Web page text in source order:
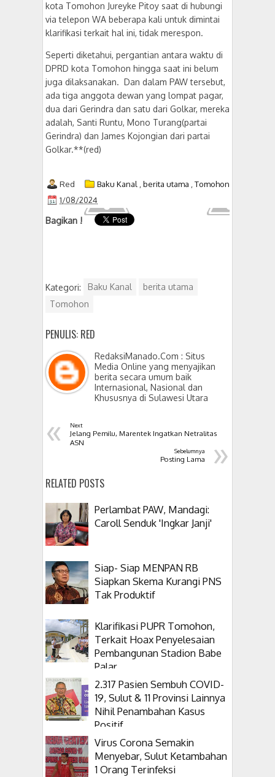
kota Tomohon Jureyke Pitoy saat di hubungi
via telepon WA beberapa kali untuk dimintai
klarifikasi terkait hal ini, tidak merespon.
Seperti diketahui, pergantian antara waktu di
DPRD kota Tomohon hingga saat ini belum
juga dilaksanakan. Dan dalam PAW tersebut,
ada tiga anggota dewan yang lompat pagar,
dua dari Gerindra dan satu dari Golkar, mereka
adalah, Santi Runtu, Mono Turang(partai
Gerindra) dan James Kojongian dari partai
Golkar.**(red)
Red Baku Kanal berita utama
Tomohon
1/08/2024
Bagikan !
Kategori: Baku Kanal
berita utama
Tomohon
PENULIS: RED
RedaksiManado.Com : Situs
Media Online yang menyajikan
berita secara umum baik
Internasional, Nasional dan
Khususnya di Sulawesi Utara
« Next
Jelang Pemilu, Marentek Ingatkan Netralitas
ASN
»
Sebelumnya
Posting Lama
RELATED POSTS
Perlambat PAW, Mandagi:
Caroll Senduk 'Ingkar Janji'
Siap- Siap MENPAN RB
Siapkan Skema Kurangi PNS
Tak Produktif
Klarifikasi PUPR Tomohon,
Terkait Hoax Penyelesaian
Pembangunan Stadion Babe
Palar
2.317 Pasien Sembuh COVID-
19, Sulut & 11 Provinsi Lainnya
Nihil Penambahan Kasus
Positif
Virus Corona Semakin
Menyebar, Sulut Ketambahan
1 Orang Terinfeksi